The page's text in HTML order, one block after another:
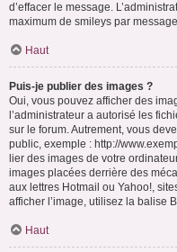
d’effacer le message.
maximum de smileys par
Haut
Puis-je publier des images ?
Oui, vous pouvez afficher des
l’administrateur a autorisé les
sur le forum. Autrement, vous
public, exemple : http://
lier des images de votre
images placées derrière des
aux lettres Hotmail ou Yahoo!,
afficher l’image, utilisez la balise
Haut